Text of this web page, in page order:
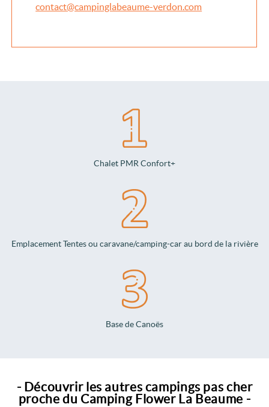
Chalet PMR Confort+
Emplacement Tentes ou caravane/camping-car au bord de la rivière
Base de Canoës
contact@campinglabeaume-verdon.com
- Découvrir les autres campings pas cher
proche du Camping Flower La Beaume -